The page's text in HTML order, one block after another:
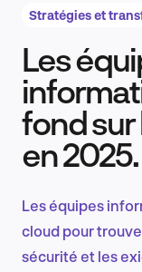
Stratégies et
Les
fond
en 2025.
Les équipes
cloud pour
sécurité et les